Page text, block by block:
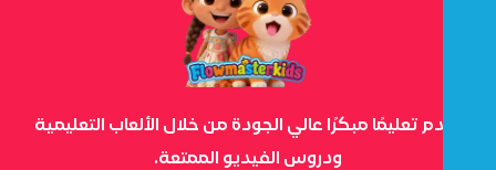
نقدم تعليمًا مبكرًا عالي الجودة من خلال الألعاب التعليمية
ودروس الفيديو الممتعة.